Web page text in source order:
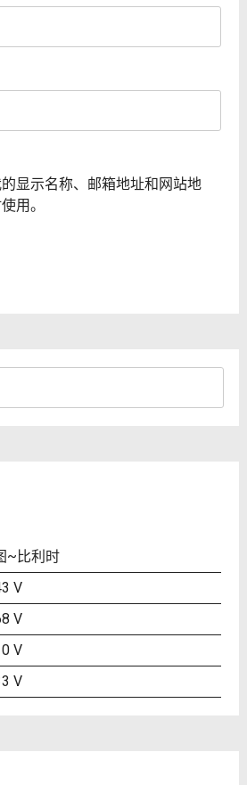
显示名称、邮箱地址和网站地
用。
~比利时
V
V
V
V